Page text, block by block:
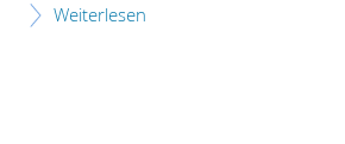
Weiterlesen